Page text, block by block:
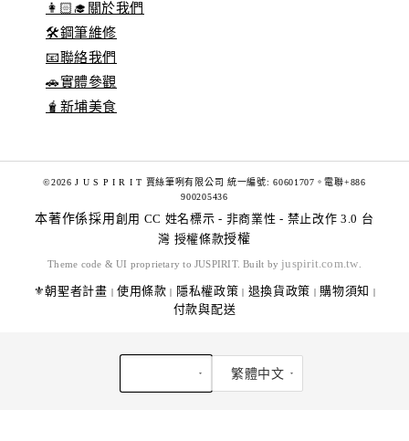
👩🏻‍🎓關於我們
🛠️鋼筆維修
📧聯絡我們
🚗實體參觀
🧋新埔美食
©2026 J U S P I R I T 賈絲筆咧有限公司 統一編號: 60601707。電聯+886
900205436
本著作係採用 創用 CC 姓名標示 - 非商業性 - 禁止改作 3.0 台
灣 授權條款授權
Theme code & UI proprietary to JUSPIRIT. Built by juspirit.com.tw.
⚜️朝聖者計畫 使用條款 隱私權政策 退換貨政策 購物須知
付款與配送